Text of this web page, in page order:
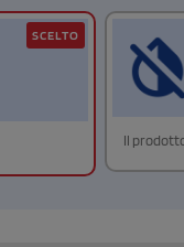
SCELTO
Il